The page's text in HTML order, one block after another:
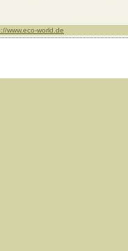
www.eco-world.de